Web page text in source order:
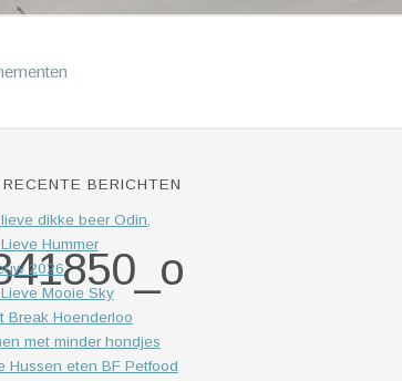
BERICHTEN
dikke beer Odin,
Hummer
2026
Mooie Sky
Break Hoenderloo
met minder hondjes
Hussen eten BF Petfood